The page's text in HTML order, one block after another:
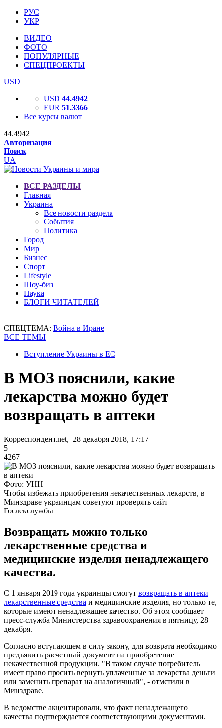
РУС
УКР
ВИДЕО
ФОТО
ПОПУЛЯРНЫЕ
СПЕЦПРОЕКТЫ
USD
USD 44.4942
EUR 51.3366
Все курсы валют
44.4942
Авторизация
Поиск
UA
ВСЕ РАЗДЕЛЫ
Главная
Украина
Все новости раздела
События
Политика
Город
Мир
Бизнес
Спорт
Lifestyle
Шоу-биз
Наука
БЛОГИ ЧИТАТЕЛЕЙ
СПЕЦТЕМА: Война в Иране
ВСЕ ТЕМЫ
Вступление Украины в ЕС
В МОЗ пояснили, какие
лекарства можно будет
возвращать в аптеки
Корреспондент.net, 28 декабря 2018, 17:17
5
4267
Фото: УНН
Чтобы избежать приобретения некачественных лекарств, в
Минздраве украинцам советуют проверять сайт
Гослекслужбы
Возвращать можно только
лекарственные средства и
медицинские изделия ненадлежащего
качества.
С 1 января 2019 года украинцы смогут возвращать в аптеки
лекарственные средства и медицинские изделия, но только те,
которые имеют ненадлежащее качество. Об этом сообщает
пресс-служба Министерства здравоохранения в пятницу, 28
декабря.
Согласно вступающем в силу закону, для возврата необходимо
предъявить расчетный документ на приобретение
некачественной продукции. "В таком случае потребитель
имеет право просить вернуть уплаченные за лекарства деньги
или заменить препарат на аналогичный", - отметили в
Минздраве.
В ведомстве акцентировали, что факт ненадлежащего
качества подтверждается соответствующими документами.